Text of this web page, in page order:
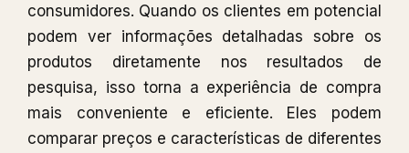
consumidores. Quando os clientes em potencial
podem ver informações detalhadas sobre os
produtos diretamente nos resultados de
pesquisa, isso torna a experiência de compra
mais conveniente e eficiente. Eles podem
comparar preços e características de diferentes